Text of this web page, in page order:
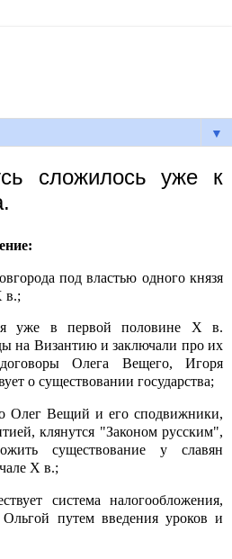
▼
сложилось уже к
под властью одного князя
в.;
уже в первой половине Xв.
на Византию и заключали про их
Олега Вещего, Игоря
о существовании государства;
Олег Вещий и его сподвижники,
клянутся "Законом русским",
существование у славян
X в.;
система налогообложения,
Ольгой путем введения уроков и